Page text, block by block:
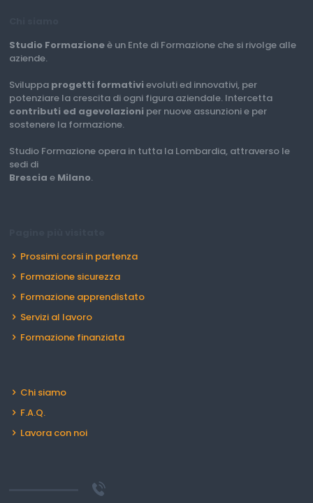
Studio Formazioneè un Ente di Formazione che si rivolge alle
aziende.
Sviluppa progetti formativi evoluti ed innovativi, per
potenziare la crescita di ogni figura aziendale. Intercetta
contributi ed agevolazioni per nuove assunzioni e per
sostenere la formazione.
Studio Formazione opera in tutta la Lombardia, attraverso le
sedi di
Brescia e Milano.
Prossimi corsi in partenza
Formazione sicurezza
Formazione apprendistato
Servizi al lavoro
Formazione finanziata
Chi siamo
F.A.Q.
Lavora con noi